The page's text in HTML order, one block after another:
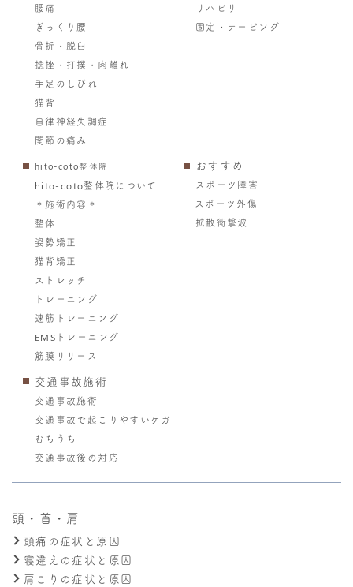
腰痛
ぎっくり腰
骨折・脱臼
捻挫・打撲・肉離れ
手足のしびれ
猫背
自律神経失調症
関節の痛み
リハビリ
固定・テーピング
hito-coto整体院
hito-coto整体院について
＊施術内容＊
整体
姿勢矯正
猫背矯正
ストレッチ
トレーニング
速筋トレーニング
EMSトレーニング
筋膜リリース
おすすめ
スポーツ障害
スポーツ外傷
拡散衝撃波
交通事故施術
交通事故施術
交通事故で起こりやすいケガ
むちうち
交通事故後の対応
頭・首・肩
頭痛の症状と原因
寝違えの症状と原因
肩こりの症状と原因